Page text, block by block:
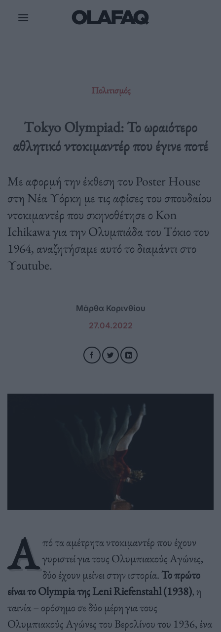
Πολιτισμός
Τokyo Olympiad: Το ωραιότερο
αθλητικό ντοκιμαντέρ που έγινε ποτέ
Με αφορμή την έκθεση του Poster House
στη Νέα Υόρκη με τις αφίσες του σπουδαίου
ντοκιμαντέρ που σκηνοθέτησε ο Kon
Ichikawa για την Ολυμπιάδα του Τόκιο του
1964, αναζητήσαμε αυτό το διαμάντι στο
Υοutube.
Mάρθα Κορινθίου
27.04.2022
Α πό τα αμέτρητα ντοκιμαντέρ που έχουν
γυριστεί για τους Ολυμπιακούς Αγώνες,
δύο έχουν μείνει στην ιστορία. Το πρώτο
είναι το Olympia της Leni Riefenstahl (1938), η
ταινία – ορόσημο σε δύο μέρη για τους
Ολυμπιακούς Αγώνες του Βερολίνου του 1936, ένα